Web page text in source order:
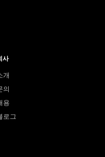
사
개
의
용
로그